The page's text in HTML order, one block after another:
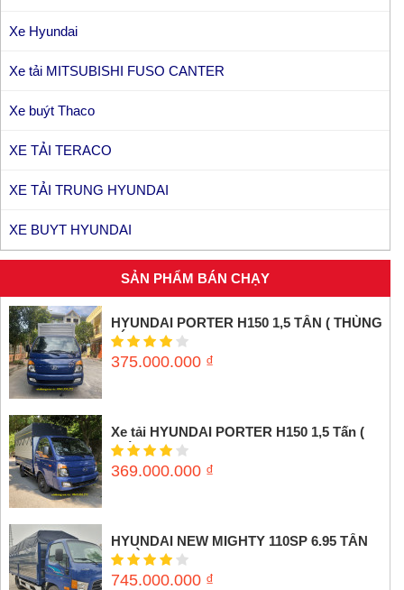
Xe Hyundai
Xe tải MITSUBISHI FUSO CANTER
Xe buýt Thaco
XE TẢI TERACO
XE TẢI TRUNG HYUNDAI
XE BUYT HYUNDAI
SẢN PHẨM BÁN CHẠY
HYUNDAI PORTER H150 1,5 TẤN ( THÙNG
KÍN INOX)
375.000.000 ₫
Xe tải HYUNDAI PORTER H150 1,5 Tấn (
Thùng mui bạt)
369.000.000 ₫
HYUNDAI NEW MIGHTY 110SP 6.95 TẤN
(THÙNG MUI BẠT)
745.000.000 ₫